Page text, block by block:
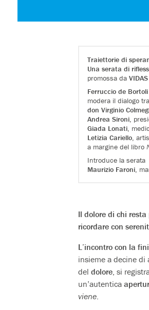
Traiettorie di
Una serata di
promossa daVIDAS
Ferruccio de Bortoli
modera il dialogo tra
don Virginio
Andrea Sironi,
Giada Lonati,
Letizia Cariello,
a margine del libro
Introduce la serata
Maurizio Faroni,
Il dolore di chi
ricordare con
L’incontro con la
insieme a decine di
del dolore , si
un’autentica
viene